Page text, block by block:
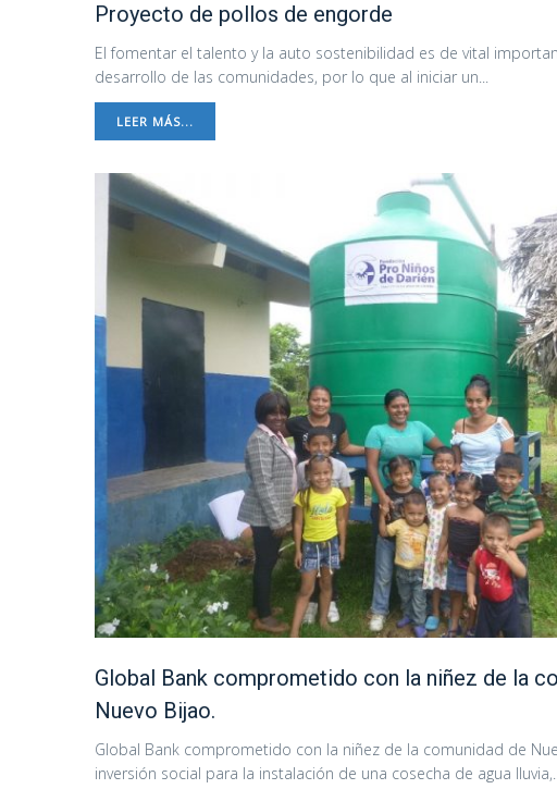
Proyecto de pollos de engorde
El fomentar el talento y la auto sostenibilidad es de vital
desarrollo de las comunidades, por lo que al iniciar un...
LEER MÁS...
Global Bank comprometido con la niñez de la
Nuevo Bijao.
Global Bank comprometido con la niñez de la comunidad de
inversión social para la instalación de una cosecha de agua